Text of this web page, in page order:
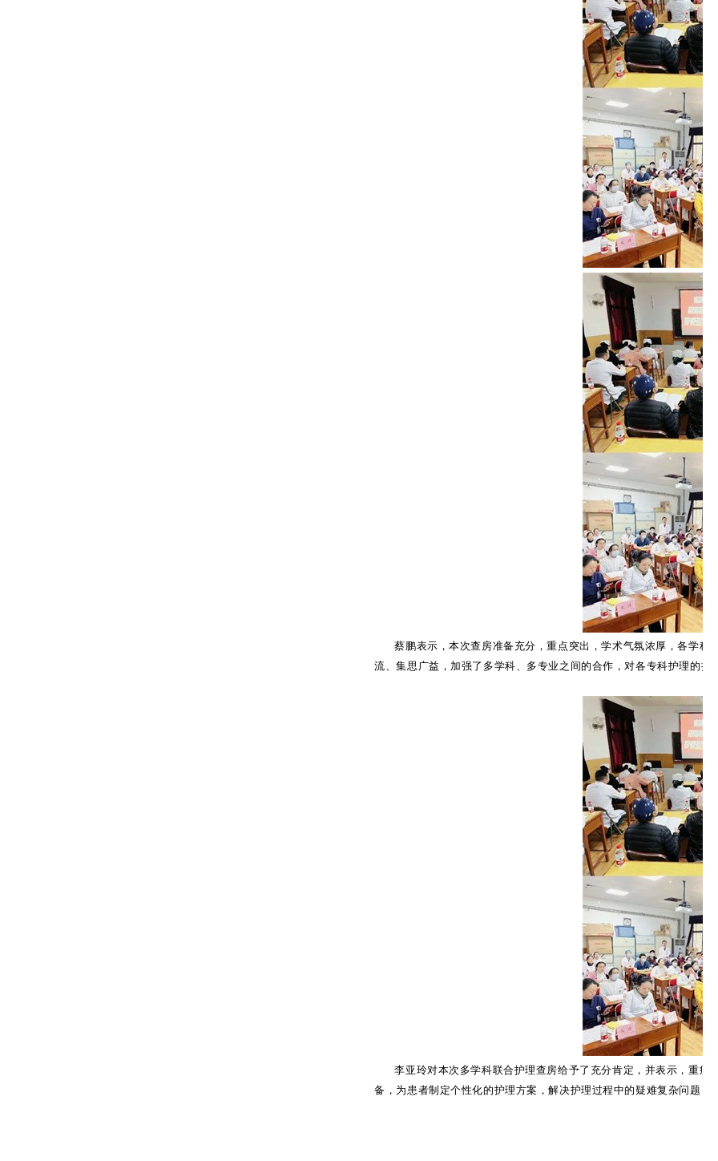
蔡鹏表示，本次查房准备充分，重点突出，学术气氛浓厚，各学
流、集思广益，加强了多学科、多专业之间的合作，对各专科护理的提
李亚玲对本次多学科联合护理查房给予了充分肯定，并表示，重
备，为患者制定个性化的护理方案，解决护理过程中的疑难复杂问题，